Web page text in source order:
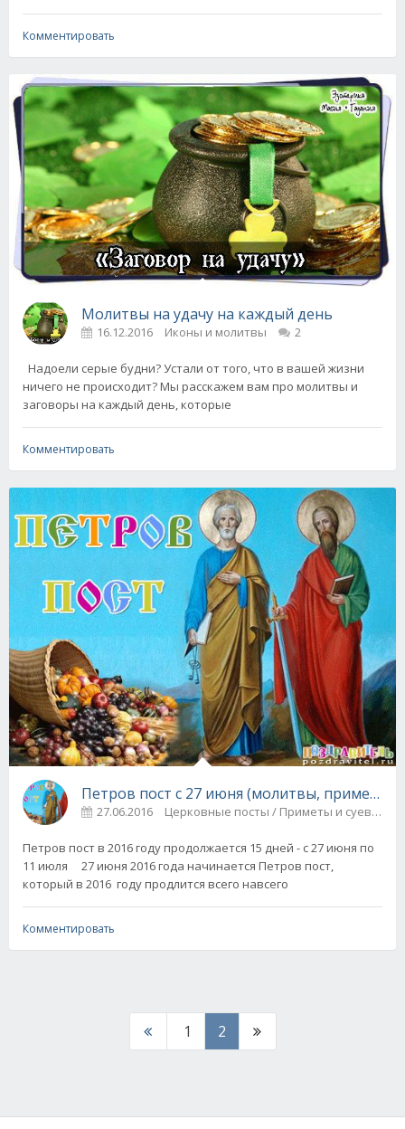
Комментировать
Молитвы на удачу на каждый день
16.12.2016 Иконы и молитвы 2
Надоели серые будни? Устали от того, что в вашей жизни
ничего не происходит? Мы расскажем вам про молитвы и
заговоры на каждый день, которые
Комментировать
Петров пост с 27 июня (молитвы, приметы,
27.06.2016
Петров пост в 2016 году продолжается 15 дней - с 27 июня по
11 июля 27 июня 2016 года начинается Петров пост,
который в 2016 году продлится всего навсего
Комментировать
1 2